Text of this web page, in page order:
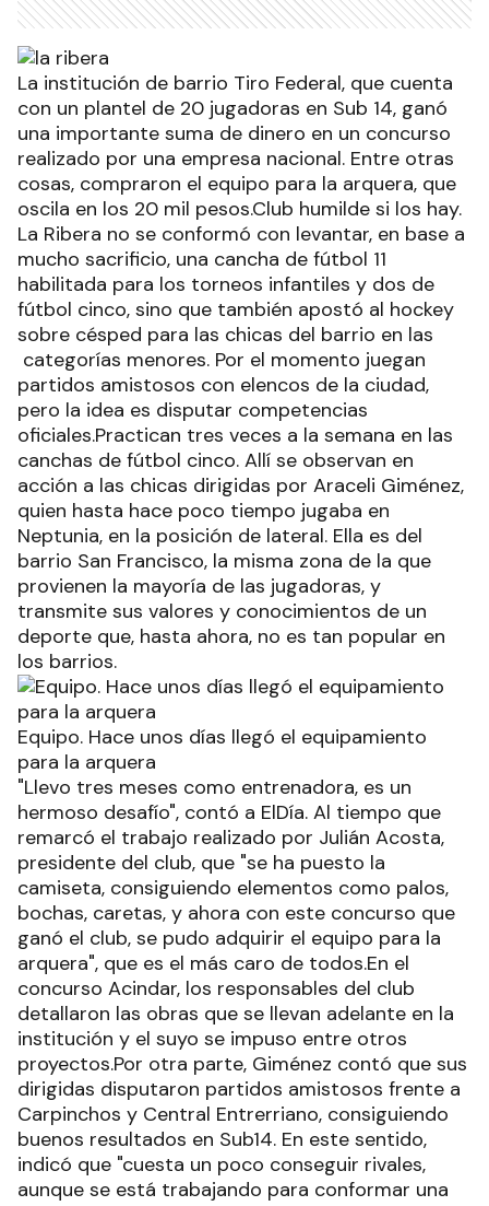
La institución de barrio Tiro Federal, que cuenta
con un plantel de 20 jugadoras en Sub 14, ganó
una importante suma de dinero en un concurso
realizado por una empresa nacional. Entre otras
cosas, compraron el equipo para la arquera, que
oscila en los 20 mil pesos.Club humilde si los hay.
La Ribera no se conformó con levantar, en base a
mucho sacrificio, una cancha de fútbol 11
habilitada para los torneos infantiles y dos de
fútbol cinco, sino que también apostó al hockey
sobre césped para las chicas del barrio en las
categorías menores. Por el momento juegan
partidos amistosos con elencos de la ciudad,
pero la idea es disputar competencias
oficiales.Practican tres veces a la semana en las
canchas de fútbol cinco. Allí se observan en
acción a las chicas dirigidas por Araceli Giménez,
quien hasta hace poco tiempo jugaba en
Neptunia, en la posición de lateral. Ella es del
barrio San Francisco, la misma zona de la que
provienen la mayoría de las jugadoras, y
transmite sus valores y conocimientos de un
deporte que, hasta ahora, no es tan popular en
los barrios.
Equipo. Hace unos días llegó el equipamiento
para la arquera
"Llevo tres meses como entrenadora, es un
hermoso desafío", contó a ElDía. Al tiempo que
remarcó el trabajo realizado por Julián Acosta,
presidente del club, que "se ha puesto la
camiseta, consiguiendo elementos como palos,
bochas, caretas, y ahora con este concurso que
ganó el club, se pudo adquirir el equipo para la
arquera", que es el más caro de todos.En el
concurso Acindar, los responsables del club
detallaron las obras que se llevan adelante en la
institución y el suyo se impuso entre otros
proyectos.Por otra parte, Giménez contó que sus
dirigidas disputaron partidos amistosos frente a
Carpinchos y Central Entrerriano, consiguiendo
buenos resultados en Sub14. En este sentido,
indicó que "cuesta un poco conseguir rivales,
aunque se está trabajando para conformar una